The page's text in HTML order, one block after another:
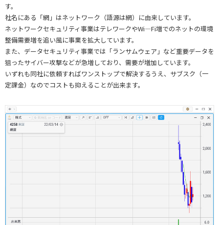
す。
社名にある「網」はネットワーク（語源は網）に由来しています。
ネットワークセキュリティ事業はテレワークやWi―Fi増でのネットの環境
整備需要増を追い風に事業を拡大しています。
また、データセキュリティ事業では「ランサムウェア」など重要データを
狙ったサイバー攻撃などが急増しており、需要が増加しています。
いずれも同社に依頼すればワンストップで解決するうえ、サブスク（一
定課金）なのでコストも抑えることが出来ます。